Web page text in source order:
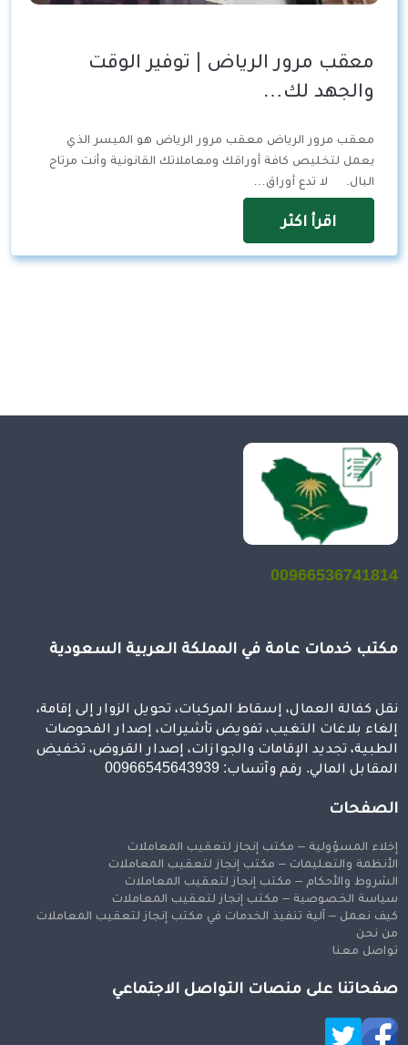
معقب مرور الرياض | توفير الوقت
والجهد لك…
معقب مرور الرياض معقب مرور الرياض هو الميسر الذي
يعمل لتخليص كافة أوراقك ومعاملاتك القانونية وأنت مرتاح
البال. لا تدع أوراق…
اقرأ اكثر
00966536741814
مكتب خدمات عامة في المملكة العربية السعودية
نقل كفالة العمال، إسقاط المركبات، تحويل الزوار إلى إقامة،
إلغاء بلاغات التغيب، تفويض تأشيرات، إصدار الفحوصات
الطبية، تجديد الإقامات والجوازات، إصدار القروض، تخفيض
المقابل المالي. رقم وآتساب: 00966545643939
الصفحات
إخلاء المسؤولية – مكتب إنجاز لتعقيب المعاملات
الأنظمة والتعليمات – مكتب إنجاز لتعقيب المعاملات
الشروط والأحكام – مكتب إنجاز لتعقيب المعاملات
سياسة الخصوصية – مكتب إنجاز لتعقيب المعاملات
كيف نعمل – آلية تنفيذ الخدمات في مكتب إنجاز لتعقيب المعاملات
من نحن
تواصل معنا
صفحاتنا على منصات التواصل الاجتماعي